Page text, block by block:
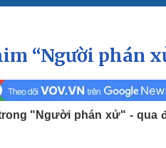
sống đó đây
Ảnh
“Người phán
"Người phán xử" - qua